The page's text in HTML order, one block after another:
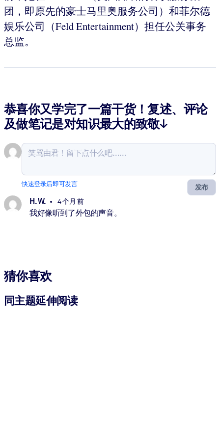
团，即原先的豪士马里奥服务公司）和菲尔德
娱乐公司（Feld Entertainment）担任公关事务
总监。
恭喜你又学完了一篇干货！复述、评论
及做笔记是对知识最大的致敬↓
发布
快速登录后即可发言
H. W. 4 个月 前
我好像听到了外包的声音。
猜你喜欢
同主题延伸阅读